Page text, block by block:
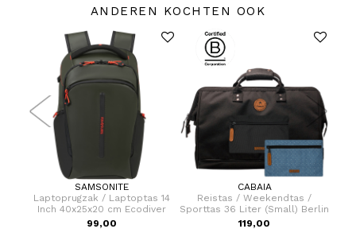
ANDEREN KOCHTEN OOK
SAMSONITE
Laptoprugzak / Laptoptas 14
Inch 40x25x20 cm Ecodiver
99,00
CABAIA
Reistas / Weekendtas /
Sporttas 36 Liter (Small) Berlin
119,00